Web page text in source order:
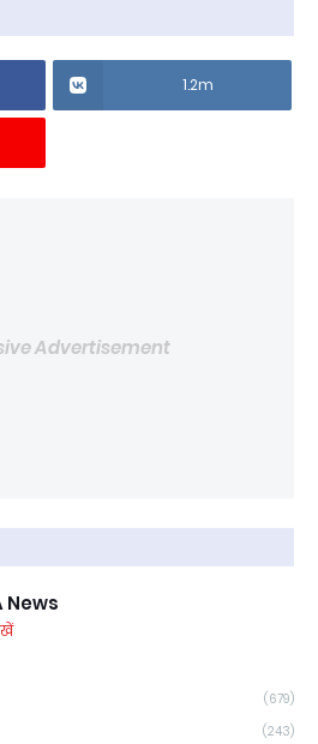
1.2m
Advertisement
News
(679)
(243)